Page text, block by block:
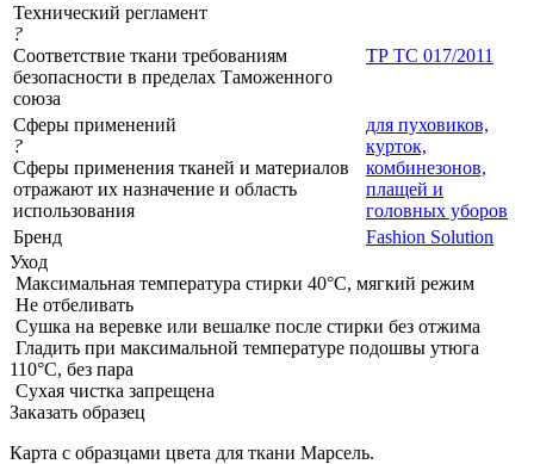
Технический регламент
?
Соответствие ткани требованиям
безопасности в пределах Таможенного
союза
ТР ТС 017/2011
Сферы применений
?
Сферы применения тканей и материалов
отражают их назначение и область
использования
для пуховиков,
курток,
комбинезонов,
плащей и
головных уборов
Бренд
Fashion Solution
Уход
Максимальная температура стирки 40°C, мягкий режим
Не отбеливать
Сушка на веревке или вешалке после стирки без отжима
Гладить при максимальной температуре подошвы утюга
110°C, без пара
Сухая чистка запрещена
Заказать образец
Карта с образцами цвета для ткани Марсель.